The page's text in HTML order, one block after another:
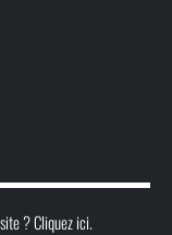
? Cliquez ici.